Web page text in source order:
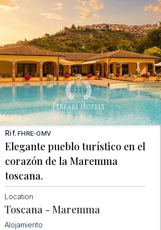
Rif.FHRE-OMV
Elegante pueblo turístico en el
corazón de la Maremma
toscana.
Location
Toscana - Maremma
Alojamiento